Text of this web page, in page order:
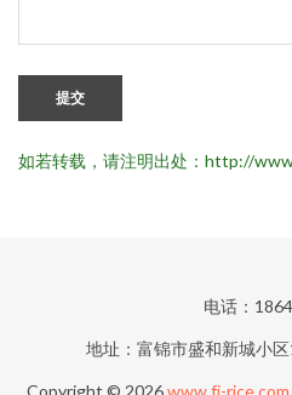
提交
如若转载，请注明出处：http://
电话：
地址：富锦市盛和新城小
Copyright © 2026www.fj-rice.com